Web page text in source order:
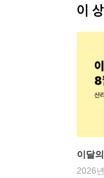
이
이달
2026